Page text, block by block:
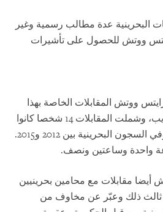
البحرينية عدة مطالب رسمية وغير
ووتش للحصول على تأشيرات
ووتش المقابلات الخاصة بهذا
التقرير عبر الهاتف وسكايب، وشملت المقابلات 14 شخصا كانوا
محتجزين لدى الشرطة وفي السجون البحرينية بين 2012 و2015.
واحدة وساعتين ونصف.
مقابلات مع محامين بحرينيين
ثالث ذلك وعبّر عن مخاوف من